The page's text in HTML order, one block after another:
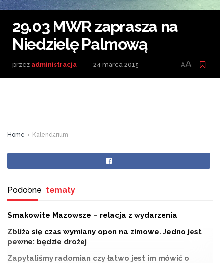
29.03 MWR zaprasza na
Niedzielę Palmową
przez administracja 24 marca 2015 AA
Home Kalendarium
Podobne tematy
Smakowite Mazowsze – relacja z wydarzenia
Zbliża się czas wymiany opon na zimowe. Jedno jest
pewne: będzie drożej
Zapytaliśmy radomian czy łatwo jest im mówić o